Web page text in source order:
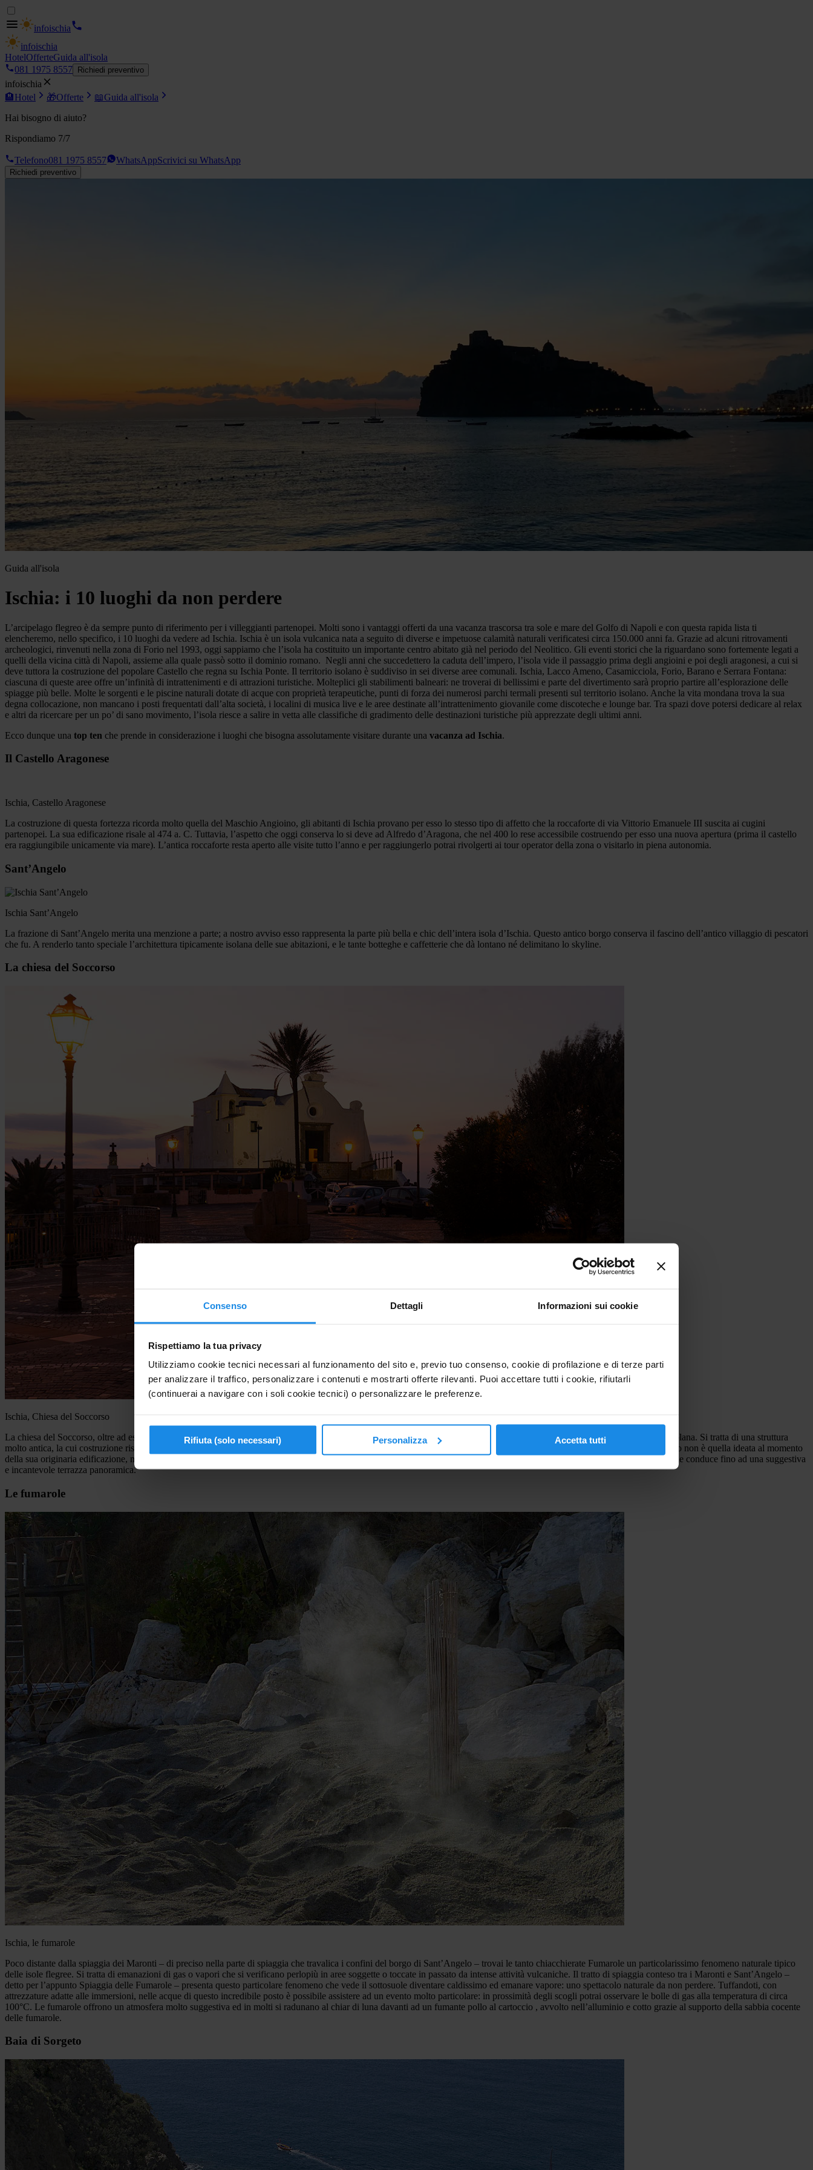
Consenso Dettagli Informazioni sui cookie
Rispettiamo la tua privacy
Utilizziamo cookie tecnici necessari al funzionamento del sito e, previo tuo consenso, cookie di profilazione e di terze parti
per analizzare il traffico, personalizzare i contenuti e mostrarti offerte rilevanti. Puoi accettare tutti i cookie, rifiutarli
(continuerai a navigare con i soli cookie tecnici) o personalizzare le preferenze.
Rifiuta (solo necessari) Personalizza Accetta tutti
infoischia
infoischia
HotelOfferteGuida all'isola
081 1975 8557
Richiedi preventivo
infoischia
🏨Hotel 🎁Offerte 📖Guida all'isola
Hai bisogno di aiuto?
Rispondiamo 7/7
Telefono081 1975 8557 WhatsAppScrivici su WhatsApp
Richiedi preventivo
Guida all'isola
Ischia: i 10 luoghi da non perdere
L’arcipelago flegreo è da sempre punto di riferimento per i villeggianti partenopei. Molti sono i vantaggi offerti da una vacanza trascorsa tra sole e mare del Golfo di Napoli e con questa rapida lista ti
elencheremo, nello specifico, i 10 luoghi da vedere ad Ischia. Ischia è un isola vulcanica nata a seguito di diverse e impetuose calamità naturali verificatesi circa 150.000 anni fa. Grazie ad alcuni ritrovamenti
archeologici, rinvenuti nella zona di Forio nel 1993, oggi sappiamo che l’isola ha costituito un importante centro abitato già nel periodo del Neolitico. Gli eventi storici che la riguardano sono fortemente legati a
quelli della vicina città di Napoli, assieme alla quale passò sotto il dominio romano. Negli anni che succedettero la caduta dell’impero, l’isola vide il passaggio prima degli angioini e poi degli aragonesi, a cui si
deve tuttora la costruzione del popolare Castello che regna su Ischia Ponte. Il territorio isolano è suddiviso in sei diverse aree comunali. Ischia, Lacco Ameno, Casamicciola, Forio, Barano e Serrara Fontana:
ciascuna di queste aree offre un’infinità di intrattenimenti e di attrazioni turistiche. Molteplici gli stabilimenti balneari: ne troverai di bellissimi e parte del divertimento sarà proprio partire all’esplorazione delle
spiagge più belle. Molte le sorgenti e le piscine naturali dotate di acque con proprietà terapeutiche, punti di forza dei numerosi parchi termali presenti sul territorio isolano. Anche la vita mondana trova la sua
degna collocazione, non mancano i posti frequentati dall’alta società, i localini di musica live e le aree destinate all’intrattenimento giovanile come discoteche e lounge bar. Tra spazi dove potersi dedicare al relax
e altri da ricercare per un po’ di sano movimento, l’isola riesce a salire in vetta alle classifiche di gradimento delle destinazioni turistiche più apprezzate degli ultimi anni.
Ecco dunque una top ten che prende in considerazione i luoghi che bisogna assolutamente visitare durante una vacanza ad Ischia.
Il Castello Aragonese
Ischia, Castello Aragonese
La costruzione di questa fortezza ricorda molto quella del Maschio Angioino, gli abitanti di Ischia provano per esso lo stesso tipo di affetto che la roccaforte di via Vittorio Emanuele III suscita ai cugini
partenopei. La sua edificazione risale al 474 a. C. Tuttavia, l’aspetto che oggi conserva lo si deve ad Alfredo d’Aragona, che nel 400 lo rese accessibile costruendo per esso una nuova apertura (prima il castello
era raggiungibile unicamente via mare). L’antica roccaforte resta aperto alle visite tutto l’anno e per raggiungerlo potrai rivolgerti ai tour operator della zona o visitarlo in piena autonomia.
Sant’Angelo
Ischia Sant’Angelo
La frazione di Sant’Angelo merita una menzione a parte; a nostro avviso esso rappresenta la parte più bella e chic dell’intera isola d’Ischia. Questo antico borgo conserva il fascino dell’antico villaggio di pescatori
che fu. A renderlo tanto speciale l’architettura tipicamente isolana delle sue abitazioni, e le tante botteghe e caffetterie che dà lontano né delimitano lo skyline.
La chiesa del Soccorso
Ischia, Chiesa del Soccorso
La chiesa del Soccorso, oltre ad essere il principale edificio di culto cattolico dell’isola, è un luogo molto interessante da visitare per osservare quella che è la tipica architettura isolana. Si tratta di una struttura
molto antica, la cui costruzione risale all’incirca al XIV secolo, la pianta della chiesa è di tipo basilicale con un’unica navata e dalla facciata bianca. La cupola che adesso vediamo non è quella ideata al momento
della sua originaria edificazione, ma quella ristrutturata in una versione più modesta dopo il terremoto del 1883. La particolarità di questa chiesa risiede sicuramente nel sagrato che conduce fino ad una suggestiva
e incantevole terrazza panoramica.
Le fumarole
Ischia, le fumarole
Poco distante dalla spiaggia dei Maronti – di preciso nella parte di spiaggia che travalica i confini del borgo di Sant’Angelo – trovai le tanto chiacchierate Fumarole un particolarissimo fenomeno naturale tipico
delle isole flegree. Si tratta di emanazioni di gas o vapori che si verificano perlopiù in aree soggette o toccate in passato da intense attività vulcaniche. Il tratto di spiaggia conteso tra i Maronti e Sant’Angelo –
detto per l’appunto Spiaggia delle Fumarole – presenta questo particolare fenomeno che vede il sottosuole diventare caldissimo ed emanare vapore: uno spettacolo naturale da non perdere. Tuffandoti, con
attrezzature adatte alle immersioni, nelle acque di questo incredibile posto è possibile assistere ad un evento molto particolare: in prossimità degli scogli potrai osservare le bolle di gas alla temperatura di circa
100°C. Le fumarole offrono un atmosfera molto suggestiva ed in molti si radunano al chiar di luna davanti ad un fumante pollo al cartoccio , avvolto nell’alluminio e cotto grazie al supporto della sabbia cocente
delle fumarole.
Baia di Sorgeto